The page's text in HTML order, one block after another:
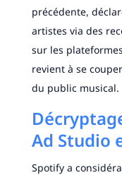
précédente,
artistes via des
sur les
revient à se
du public musical.
Ad Studio
Spotify a